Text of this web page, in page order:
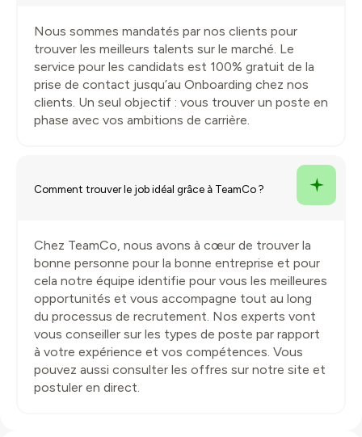
Nous sommes mandatés par nos clients pour
trouver les meilleurs talents sur le marché. Le
service pour les candidats est 100% gratuit de la
prise de contact jusqu’au Onboarding chez nos
clients. Un seul objectif : vous trouver un poste en
phase avec vos ambitions de carrière.
Comment trouver le job idéal grâce à TeamCo ?
Chez TeamCo, nous avons à cœur de trouver la
bonne personne pour la bonne entreprise et pour
cela notre équipe identifie pour vous les meilleures
opportunités et vous accompagne tout au long
du processus de recrutement. Nos experts vont
vous conseiller sur les types de poste par rapport
à votre expérience et vos compétences. Vous
pouvez aussi consulter les offres sur notre site et
postuler en direct.